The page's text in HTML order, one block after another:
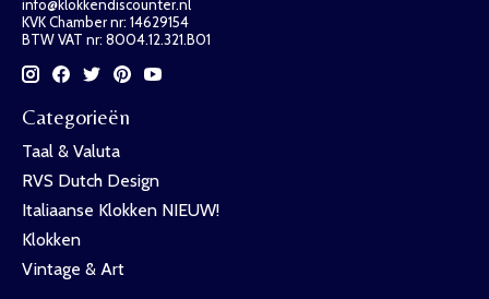
info@klokkendiscounter.nl
KVK Chamber nr: 14629154
BTW VAT nr: 8004.12.321.B01
Categorieën
Taal & Valuta
RVS Dutch Design
Italiaanse Klokken NIEUW!
Klokken
Vintage & Art